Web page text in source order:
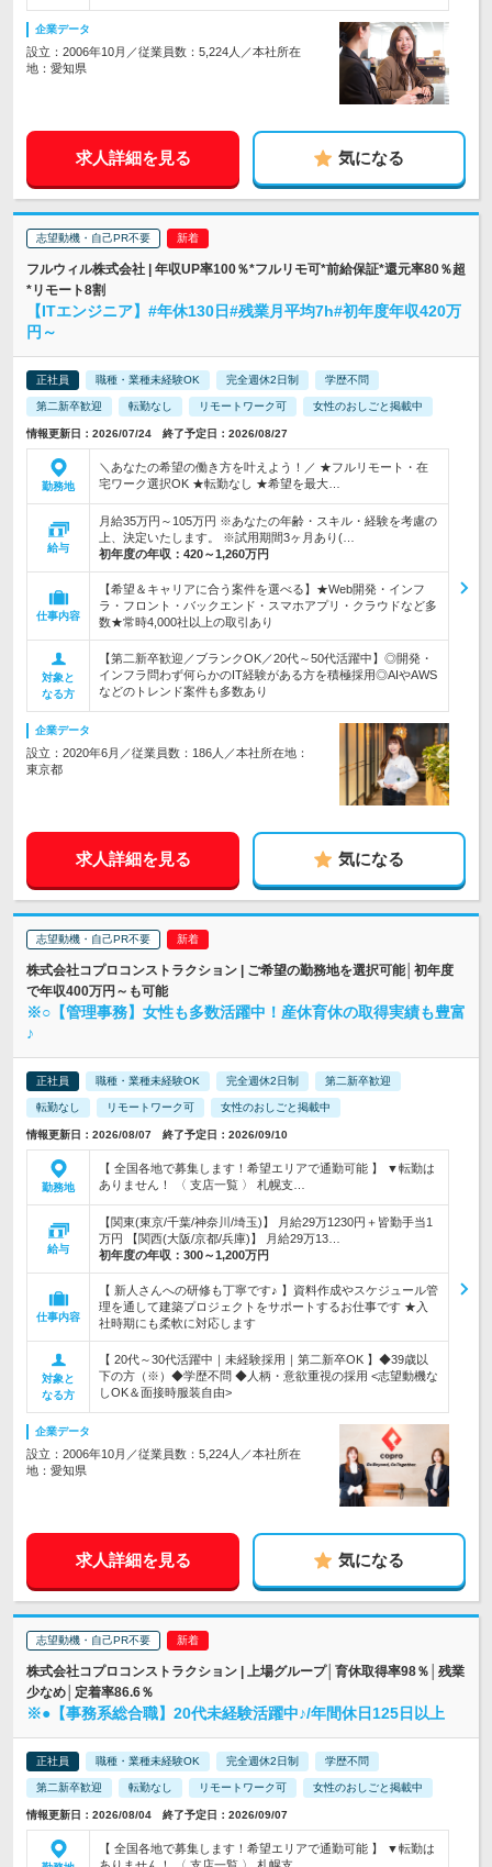
企業データ
設立：2006年10月／従業員数：5,224人／本社所在
地：愛知県
求人詳細を見る 気になる
志望動機・自己PR不要
フルウィル株式会社 | 年収UP率100％*フルリモ可*前給保証*還元率80％超
*リモート8割
【ITエンジニア】#年休130日#残業月平均7h#初年度年収420万
円～
正社員 職種・業種未経験OK 完全週休2日制 学歴不問
第二新卒歓迎 転勤なし リモートワーク可 女性のおしごと掲載中
情報更新日：2026/07/24 終了予定日：2026/08/27
勤務地
＼あなたの希望の働き方を叶えよう！／ ★フルリモート・在
宅ワーク選択OK ★転勤なし ★希望を最大…
給与
月給35万円～105万円 ※あなたの年齢・スキル・経験を考慮の
上、決定いたします。 ※試用期間3ヶ月あり(…
初年度の年収： 420～1,260万円
仕事内容
【希望＆キャリアに合う案件を選べる】★Web開発・インフ
ラ・フロント・バックエンド・スマホアプリ・クラウドなど多
数★常時4,000社以上の取引あり
対象と
なる方
【第二新卒歓迎／ブランクOK／20代～50代活躍中】◎開発・
インフラ問わず何らかのIT経験がある方を積極採用◎AIやAWS
などのトレンド案件も多数あり
企業データ
設立：2020年6月／従業員数：186人／本社所在地：
東京都
求人詳細を見る 気になる
志望動機・自己PR不要
株式会社コプロコンストラクション | ご希望の勤務地を選択可能│初年度
で年収400万円～も可能
※○【管理事務】女性も多数活躍中！産休育休の取得実績も豊富
♪
正社員 職種・業種未経験OK 完全週休2日制 第二新卒歓迎
転勤なし リモートワーク可 女性のおしごと掲載中
情報更新日：2026/08/07 終了予定日：2026/09/10
勤務地
【 全国各地で募集します！希望エリアで通勤可能 】 ▼転勤は
ありません！ 〈 支店一覧 〉 札幌支…
給与
【関東(東京/千葉/神奈川/埼玉)】 月給29万1230円＋皆勤手当1
万円 【関西(大阪/京都/兵庫)】 月給29万13…
初年度の年収： 300～1,200万円
仕事内容
【 新人さんへの研修も丁寧です♪ 】資料作成やスケジュール管
理を通して建築プロジェクトをサポートするお仕事です ★入
社時期にも柔軟に対応します
対象と
なる方
【 20代～30代活躍中｜未経験採用｜第二新卒OK 】◆39歳以
下の方（※）◆学歴不問 ◆人柄・意欲重視の採用 <志望動機な
しOK＆面接時服装自由>
企業データ
設立：2006年10月／従業員数：5,224人／本社所在
地：愛知県
求人詳細を見る 気になる
志望動機・自己PR不要
株式会社コプロコンストラクション | 上場グループ│育休取得率98％│残業
少なめ│定着率86.6％
※●【事務系総合職】20代未経験活躍中♪/年間休日125日以上
正社員 職種・業種未経験OK 完全週休2日制 学歴不問
第二新卒歓迎 転勤なし リモートワーク可 女性のおしごと掲載中
情報更新日：2026/08/04 終了予定日：2026/09/07
【 全国各地で募集します！希望エリアで通勤可能 】 ▼転勤は